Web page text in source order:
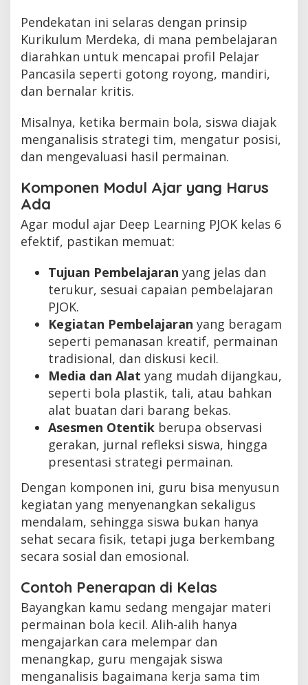
Pendekatan ini selaras dengan prinsip
Kurikulum Merdeka, di mana pembelajaran
diarahkan untuk mencapai profil Pelajar
Pancasila seperti gotong royong, mandiri,
dan bernalar kritis.
Misalnya, ketika bermain bola, siswa diajak
menganalisis strategi tim, mengatur posisi,
dan mengevaluasi hasil permainan.
Komponen Modul Ajar yang Harus
Ada
Agar modul ajar Deep Learning PJOK kelas 6
efektif, pastikan memuat:
Tujuan Pembelajaran yang jelas dan
terukur, sesuai capaian pembelajaran
PJOK.
Kegiatan Pembelajaran yang beragam
seperti pemanasan kreatif, permainan
tradisional, dan diskusi kecil.
Media dan Alat yang mudah dijangkau,
seperti bola plastik, tali, atau bahkan
alat buatan dari barang bekas.
Asesmen Otentik berupa observasi
gerakan, jurnal refleksi siswa, hingga
presentasi strategi permainan.
Dengan komponen ini, guru bisa menyusun
kegiatan yang menyenangkan sekaligus
mendalam, sehingga siswa bukan hanya
sehat secara fisik, tetapi juga berkembang
secara sosial dan emosional.
Contoh Penerapan di Kelas
Bayangkan kamu sedang mengajar materi
permainan bola kecil. Alih-alih hanya
mengajarkan cara melempar dan
menangkap, guru mengajak siswa
menganalisis bagaimana kerja sama tim